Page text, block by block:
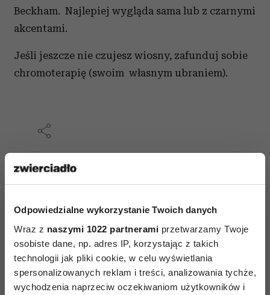
Odpowiedzialne wykorzystanie Twoich danych
Wraz z naszymi 1022 partnerami przetwarzamy Twoje
osobiste dane, np. adres IP, korzystając z takich
technologii jak pliki cookie, w celu wyświetlania
spersonalizowanych reklam i treści, analizowania tychże,
wychodzenia naprzeciw oczekiwaniom użytkowników i
Beckham. Najlepiej wygląda sama lub z czarnymi
akcentami.
Jeśli jeszcze nie czujesz wiosny, zafunduj sobie
chromoterapię (swoim własnym ubraniem).